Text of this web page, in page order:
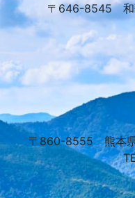
〒646-8545 和
〒860-8555 熊本県